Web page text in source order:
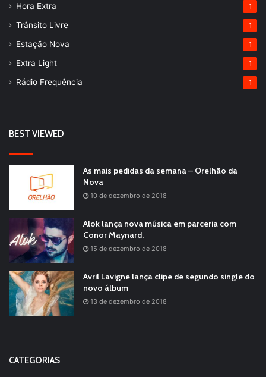
Hora Extra 1
Trânsito Livre 1
Estação Nova 1
Extra Light 1
Rádio Frequência 1
BEST VIEWED
As mais pedidas da semana – Orelhão da
Nova
10 de dezembro de 2018
Alok lança nova música em parceria com
Conor Maynard.
15 de dezembro de 2018
Avril Lavigne lança clipe de segundo single do
novo álbum
13 de dezembro de 2018
CATEGORIAS